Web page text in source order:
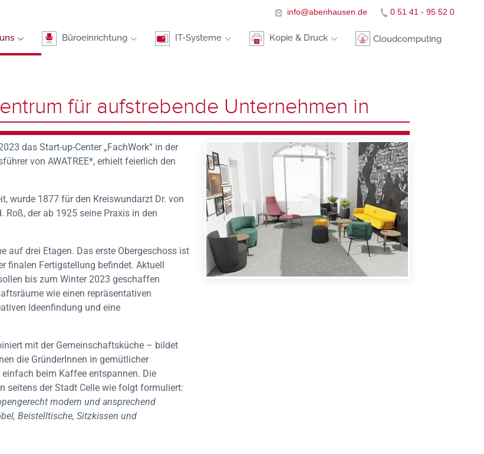
Büroeinrichtung IT-Systeme Kopie & Druck Cloudcomputing
0 51 41 - 95 52 0
info@abenhausen.de
für aufstrebende Unternehmen in
das Start-up-Center „FachWork“ in der
von AWATREE*, erhielt feierlich den
wurde 1877 für den Kreiswundarzt Dr. von
Roß, der ab 1925 seine Praxis in den
auf drei Etagen. Das erste Obergeschoss ist
finalen Fertigstellung befindet. Aktuell
bis zum Winter 2023 geschaffen
wie einen repräsentativen
Ideenfindung und eine
mit der Gemeinschaftsküche – bildet
die GründerInnen in gemütlicher
beim Kaffee entspannen. Die
seitens der Stadt Celle wie folgt formuliert:
modern und ansprechend
Beistelltische, Sitzkissen und